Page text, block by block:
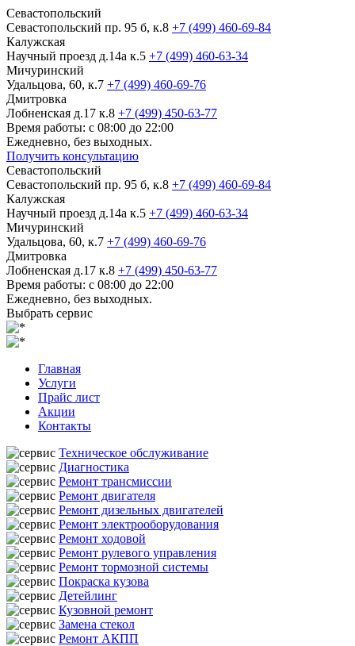
Севастопольский
Севастопольский пр. 95 б, к.8 +7 (499) 460-69-84
Калужская
Научный проезд д.14а к.5 +7 (499) 460-63-34
Мичуринский
Удальцова, 60, к.7 +7 (499) 460-69-76
Дмитровка
Лобненская д.17 к.8 +7 (499) 450-63-77
Время работы: с 08:00 до 22:00
Ежедневно, без выходных.
Получить консультацию
Севастопольский
Севастопольский пр. 95 б, к.8 +7 (499) 460-69-84
Калужская
Научный проезд д.14а к.5 +7 (499) 460-63-34
Мичуринский
Удальцова, 60, к.7 +7 (499) 460-69-76
Дмитровка
Лобненская д.17 к.8 +7 (499) 450-63-77
Время работы: с 08:00 до 22:00
Ежедневно, без выходных.
Выбрать сервис
Главная
Услуги
Прайс лист
Акции
Контакты
Техническое обслуживание
Диагностика
Ремонт трансмиссии
Ремонт двигателя
Ремонт дизельных двигателей
Ремонт электрооборудования
Ремонт ходовой
Ремонт рулевого управления
Ремонт тормозной системы
Покраска кузова
Детейлинг
Кузовной ремонт
Замена стекол
Ремонт АКПП